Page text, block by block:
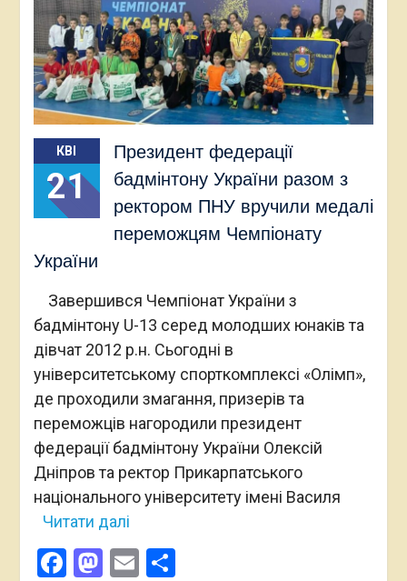
КВІ
21
Президент федерації
бадмінтону України разом з
ректором ПНУ вручили медалі
переможцям Чемпіонату
України
Завершився Чемпіонат України з
бадмінтону U-13 серед молодших юнаків та
дівчат 2012 р.н. Сьогодні в
університетському спорткомплексі «Олімп»,
де проходили змагання, призерів та
переможців нагородили президент
федерації бадмінтону України Олексій
Дніпров та ректор Прикарпатського
національного університету імені Василя
Читати далі
Facebook
Mastodon
EmailПоділитися